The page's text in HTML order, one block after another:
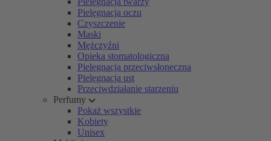
Pielęgnacja oczu
Czyszczenie
Maski
Mężczyźni
Opieka stomatologiczna
Pielęgnacja przeciwsłoneczna
Pielęgnacja ust
Przeciwdziałanie starzeniu
Perfumy
Pokaż wszystkie
Kobiety
Unisex